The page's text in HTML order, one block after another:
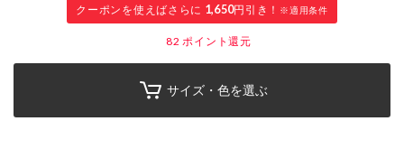
クーポンを使えばさらに 1,650円引き！ ※適用条件
82 ポイント還元
サイズ・色を選ぶ